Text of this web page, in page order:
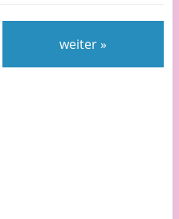
weiter »